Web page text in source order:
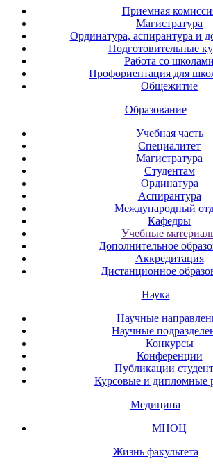
Приемная
Магистратура
Ординатура, аспирантура и
Подготовительные
Работа со школами
Профориентация для
Общежитие
Образование
Учебная часть
Специалитет
Магистратура
Студентам
Ординатура
Аспирантура
Международный
Кафедры
Учебные
Дополнительное
Аккредитация
Дистанционное
Наука
Научные
Научные
Конкурсы
Конференции
Публикации
Курсовые и дипломные
Медицина
МНОЦ
Жизнь факультета